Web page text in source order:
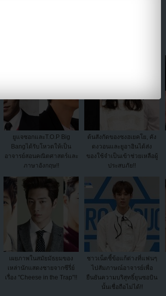
ยูแจซอกและT.O.P Big
Bangได้รับโหวตให้เป็น
อาจารย์สอนคณิตศาสตร์และ
ภาษาอังกฤษ!!
ต้นสังกัดของซงฮเยคโย, คัง
ดงวอนและยูอาอินได้ส่ง
ของใช้จำเป็นเข้าช่วยเหลือผู้
ประสบภัย!!
เผยภาพในสมัยมัธยมของ
เหล่านักแสดงชายจากซีรี่ย์
เรื่อง "Cheese in the Trap"!!
ชาวเน็ตชี้ข้อแก้ต่างที่แฟนๆ
ไปสัมภาษณ์อาจารย์เพื่อ
ยืนยันความบริสุทธิ์ยุนซอบิน
นั้นเชื่อถือไม่ได้!!